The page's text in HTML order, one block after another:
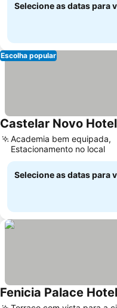
Selecione as datas para
Escolha popular
Castelar Novo Hotel
Academia bem equipada,
Estacionamento no local
Selecione as datas para
Fenicia Palace Hotel